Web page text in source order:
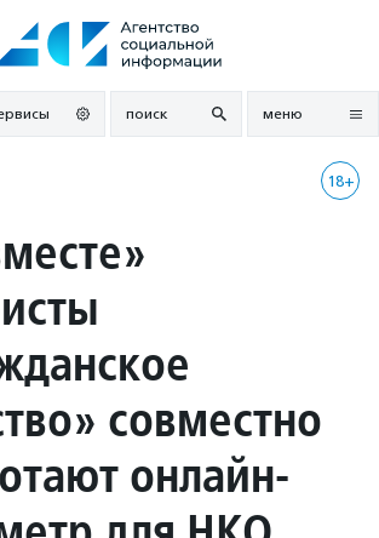
поиск меню
18+
совместно
онлайн-